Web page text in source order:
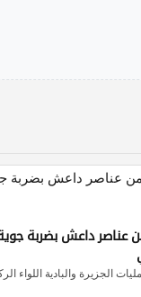
عناصر داعش بضربة
الجزيرة والبادية اللواء